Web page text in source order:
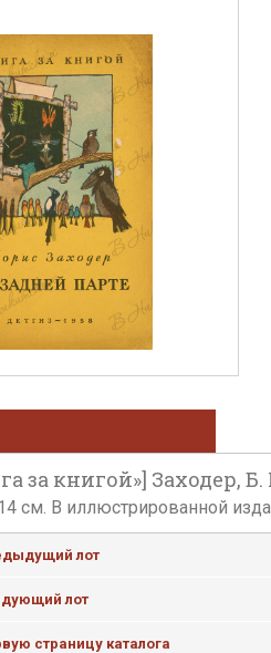
за книгой»] Заходер,
см. В иллюстрированной
лот
лот
страницу каталога